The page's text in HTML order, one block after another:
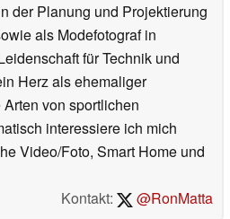
der Planung und Projektierung
als Modefotograf in
für Technik und
Herz als ehemaliger
von sportlichen
interessiere ich mich
Video/Foto, Smart Home und
Kontakt:
@RonMatta